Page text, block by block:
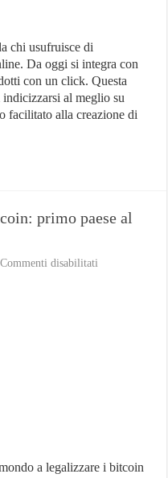
chi usufruisce di
Da oggi si integra con
con un click. Questa
al meglio su
facilitato alla creazione di
primo paese al
Commenti disabilitati
a legalizzare i bitcoin